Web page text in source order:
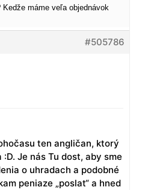
máme veľa objednávok
#505786
ten angličan, ktorý
Je nás Tu dost, aby sme
o uhradach a podobné
peniaze „poslat“ a hned